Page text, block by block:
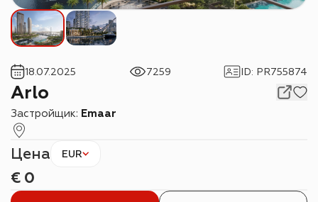
Arlo
Застройщик: Emaar
18.07.2025 7259 ID: PR755874
Цена EUR
€ 0